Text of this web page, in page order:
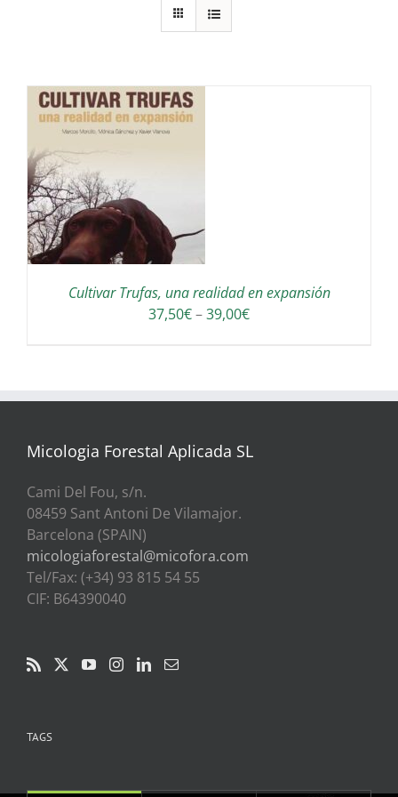
Cultivar Trufas, una realidad en expansión
37,50€–39,00€Interval
a
Micologia Forestal Aplicada SL
Cami Del Fou, s/n.
08459 Sant Antoni De Vilamajor.
Barcelona (SPAIN)
micologiaforestal@micofora.com
Tel/Fax: (+34) 93 815 54 55
CIF: B64390040
TAGS